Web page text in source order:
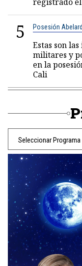
5 Posesión
Estas son
militares y
en la
Cali